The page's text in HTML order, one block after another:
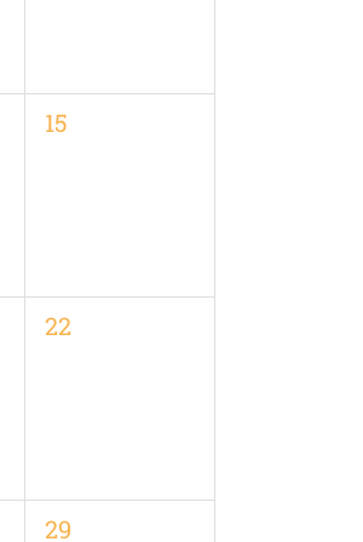
0
15
0
22
0
29